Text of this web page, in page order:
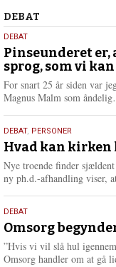
Debat
DEBAT
5.
august
2026
DEBAT
Pinseunderet
sprog, som vi
For snart 25 år siden var
Magnus Malm som
25.
juli
2026
DEBAT, PERSONER
Hvad kan kirken
Nye troende finder
ny ph.d.-afhandling viser,
9.
juli
2026
DEBAT
Omsorg
”Hvis vi vil slå hul
Omsorg handler om at gå